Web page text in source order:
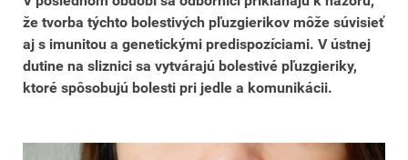
že tvorba týchto bolestivých pľuzgierikov môže súvisieť
aj s imunitou a genetickými predispozíciami. V ústnej
dutine na sliznici sa vytvárajú bolestivé pľuzgieriky,
ktoré spôsobujú bolesti pri jedle a komunikácii.